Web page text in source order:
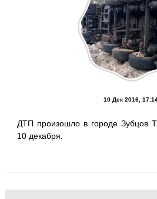
10 Дек 2016,
ДТП произошло в городе Зубцов
10 декабря.